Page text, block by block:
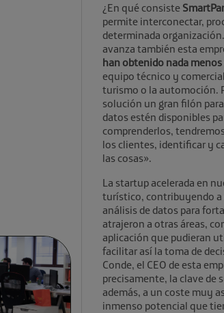
¿En qué consiste
permite interconectar,
determinada
avanza también esta
han obtenido nada
equipo técnico y
turismo o la automoción.
solución un gran filón
datos estén disponibles
comprenderlos,
los clientes, identificar y
las cosas».
La startup acelerada en
turístico, contribuyendo a
análisis de datos para
atrajeron a otras áreas,
aplicación que pudieran
facilitar así la toma de
Conde, el CEO de esta
precisamente, la clave de
además, a un coste muy
inmenso potencial que